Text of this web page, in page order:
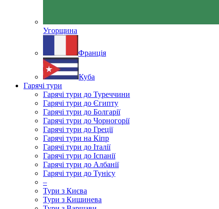
Угорщина
Франція
Куба
Гарячі тури
Гарячі тури до Туреччини
Гарячі тури до Єгипту
Гарячі тури до Болгарії
Гарячі тури до Чорногорії
Гарячі тури до Греції
Гарячі тури на Кіпр
Гарячі тури до Італії
Гарячі тури до Іспанії
Гарячі тури до Албанії
Гарячі тури до Тунісу
–
Тури з Києва
Тури з Кишинева